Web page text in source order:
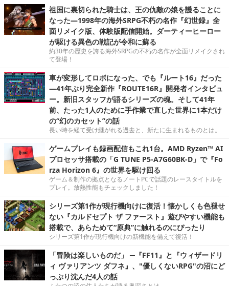
祖国に裏切られた騎士は、王の仇敵の娘を護ることに
なった―1998年の海外SRPG不朽の名作『幻世録』全
面リメイク版、体験版配信開始。ダーティーヒーロー
が駆ける異色の戦記が令和に蘇る
約30年の歴史を誇る海外SRPGの不朽の名作が全面リメイクされ
て登場！
車が変形してロボになった、でも『ルート16』だった
―41年ぶり完全新作『ROUTE16R』開発者インタビュ
ー。新旧スタッフが語るシリーズの魂。そして41年
前、たった1人のために手作業で直した世界に1本だけ
の“幻のカセット”の話
長い時を経て受け継がれる過去と、新たに生まれるものとは。
ゲームプレイも録画配信もこれ1台。AMD Ryzen™ AI
プロセッサ搭載の「G TUNE P5-A7G60BK-D」で『Fo
rza Horizon 6』の世界を駆け回る
ゲーム＆制作の拠点となるノートPCで話題のレースタイトルを
プレイ。放熱性能もチェックしました！
シリーズ第1作が現行機向けに復活！懐かしくも色褪せ
ない『カルドセプト ザ ファースト』遊びやすい機能も
搭載で、あらためて“原典”に触れるのにぴったり
シリーズ第1作が現行機向けの新機能を備えて復活！
「冒険は楽しいものだ」 ─『FF11』と『ウィザードリ
ィ ヴァリアンツ ダフネ』、"優しくないRPG"の沼にど
っぷり沈んだ4人の話